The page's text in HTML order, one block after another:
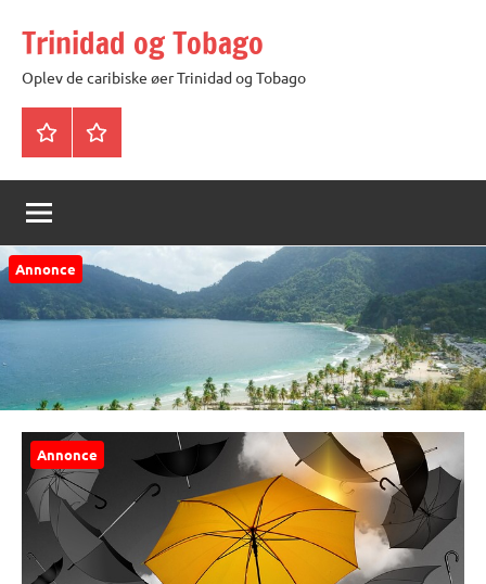
indhold
Trinidad og Tobago
Oplev de caribiske øer Trinidad og Tobago
Trinidad
og
Tobago
Privatlivspolitik
Annonce
Annonce